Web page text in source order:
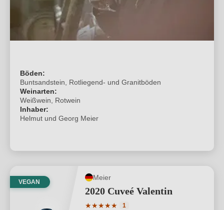
Böden:
Buntsandstein, Rotliegend- und Granitböden
Weinarten:
Weißwein, Rotwein
Inhaber:
Helmut und Georg Meier
VEGAN
Meier
2020 Cuveé Valentin
★★★★★
Durchschnittliche Bewertung von 5
1